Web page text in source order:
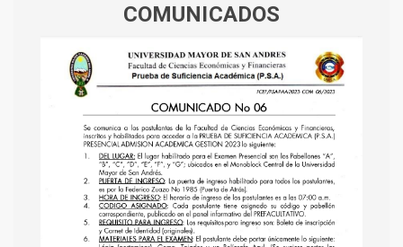
COMUNICADOS